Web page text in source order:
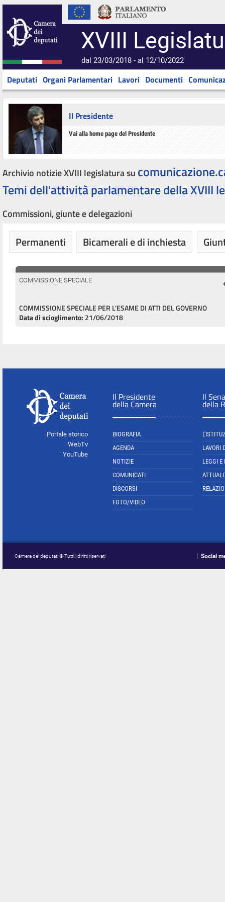
XVIII
dal 23/03/2018 - al 12/10/2022
Deputati Organi Parlamentari Lavori Documenti
Il Presidente
Vai alla home page del Presidente
Archivio notizie XVIII legislatura su
Temi dell'attività parlamentare della XVIII
Commissioni, giunte e delegazioni
Permanenti Bicamerali e di inchiesta
COMMISSIONE SPECIALE
COMMISSIONE SPECIALE PER L'ESAME DI ATTI DEL GOVERNO
Data di scioglimento: 21/06/2018
Portale storico
WebTv
YouTube
Il Presidente
della Camera
BIOGRAFIA
AGENDA
NOTIZIE
COMUNICATI
DISCORSI
FOTO/VIDEO
Il
della
LAVORI
LEGGI E
Camera dei deputati © Tutti i diritti riservati Social